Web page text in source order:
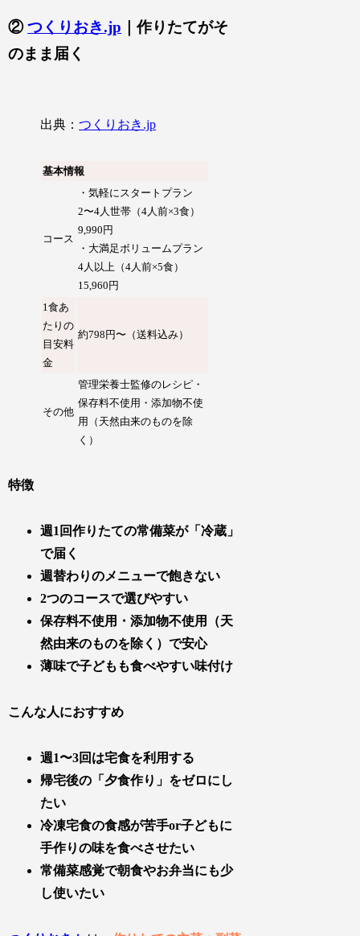
②つくりおき.jp ｜作りたてがそ
のまま届く
出典：つくりおき.jp
基本情報
コース
・気軽にスタートプラン
2〜4人世帯（4人前×3食）
9,990円
・大満足ボリュームプラン
4人以上（4人前×5食）
15,960円
1食あ
たりの
目安料
金
約798円〜（送料込み）
その他
管理栄養士監修のレシピ・
保存料不使用・添加物不使
用（天然由来のものを除
く）
特徴
週1回作りたての常備菜が「冷蔵」
で届く
週替わりのメニューで飽きない
2つのコースで選びやすい
保存料不使用・添加物不使用（天
然由来のものを除く）で安心
薄味で子どもも食べやすい味付け
こんな人におすすめ
週1〜3回は宅食を利用する
帰宅後の「夕食作り」をゼロにし
たい
冷凍宅食の食感が苦手or子どもに
手作りの味を食べさせたい
常備菜感覚で朝食やお弁当にも少
し使いたい